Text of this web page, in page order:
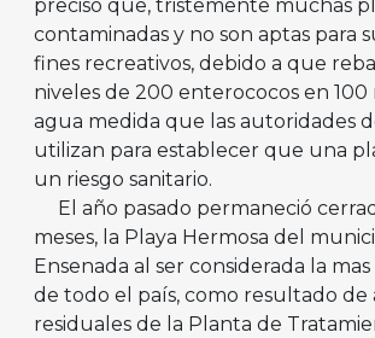
precisó que, tristemente muchas
contaminadas y no son aptas para
fines recreativos, debido a que
niveles de 200 enterococos en 100
agua medida que las autoridades
utilizan para establecer que una
un riesgo sanitario.
El año pasado permaneció
meses, la Playa Hermosa del
Ensenada al ser considerada la
de todo el país, como resultado de
residuales de la Planta de